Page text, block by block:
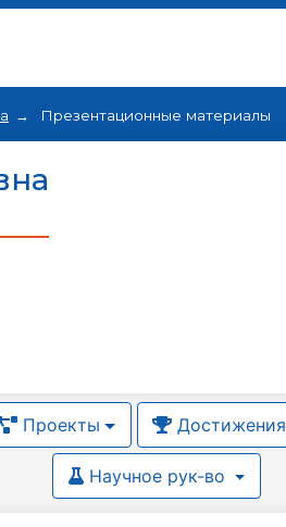
Презентационные материалы
Проекты Достижения
Научное рук-во